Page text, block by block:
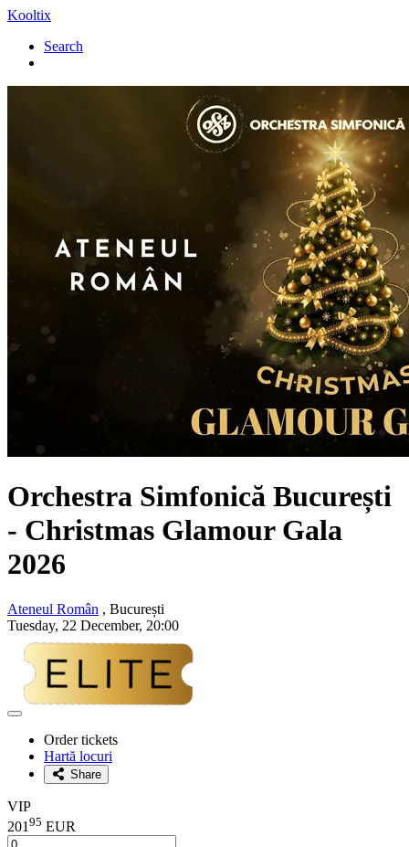
Kooltix
Search
Orchestra Simfonică București
- Christmas Glamour Gala
2026
Ateneul Român , București
Tuesday, 22 December, 20:00
Adaugă
favoriteOrder tickets
Hartă locuri
Share
VIP
201 95 EUR